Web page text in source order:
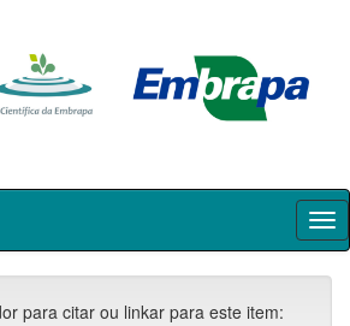
para citar ou linkar para este item: